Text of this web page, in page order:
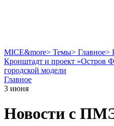
MICE&more> Темы> Главное>
Кронштадт и проект «Остров
городской модели
Главное
3 июня
Новости с